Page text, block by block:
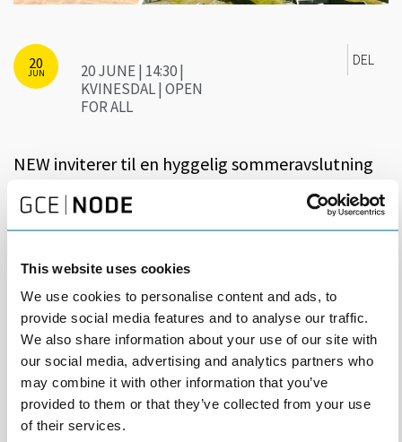
This website uses cookies
We use cookies to personalise content and ads, to
provide social media features and to analyse our traffic.
We also share information about your use of our site with
our social media, advertising and analytics partners who
may combine it with other information that you’ve
provided to them or that they’ve collected from your use
of their services.
20
JUN
20 JUNE | 14:30 |
KVINESDAL | OPEN
FOR ALL
DEL
NEW inviterer til en hyggelig sommeravslutning
på spektakulære Utsikten Hotell Kvinesdal, med
besøk til Eramets prosessanlegg.
silikomangan i året ved hjelp av tre moderne smelteovner.
Prosessanlegget i Kvinesdal omtales som «skreddersømverket»
og utmerker seg som en svært miljøfokusert aktør med et stort
engasjement i lokalsamfunnet.
Etter besøket hos Eramet samles vi til middag på Utsikten og
foredrag med hotelldirektør Agnes Berntsen. Agnes har en
rødglødende kjærlighet til ledelse med menneskelig energi i
sentrum, og forteller karismatisk om lidenskap, vennskap,